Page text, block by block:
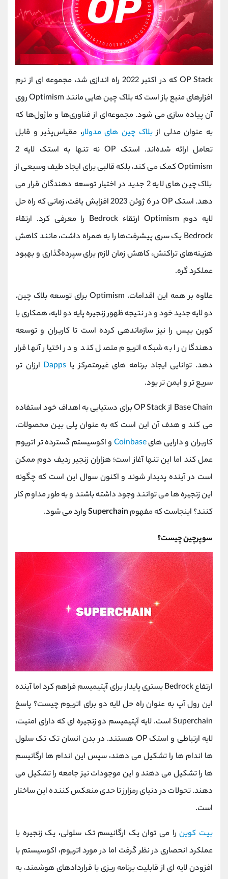
OP Stack که در اکتبر 2022 راه اندازی شد، مجموعه ای از نرم
افزارهای منبع باز است که بلاک چین هایی مانند Optimism روی
آن پیاده سازی می شود. مجموعه‌ای از فناوری‌ها و ماژول‌ها که
به‌ عنوان مدلی ازبلاک‌ چین‌ های مدولار، مقیاس‌پذیر و قابل
تعامل ارائه شده‌اند. استک OP نه تنها به استک لایه 2
Optimism کمک می کند، بلکه قالبی برای ایجاد طیف وسیعی از
بلاک چین های لایه 2 جدید در اختیار توسعه دهندگان قرار می
دهد. استک OP در 6 ژوئن 2023 افزایش یافت، زمانی که راه حل
لایه دوم Optimism ارتقاء Bedrock را معرفی کرد. ارتقاء
Bedrock یک سری پیشرفت‌ها را به همراه داشت، مانند کاهش
هزینه‌های تراکنش، کاهش زمان لازم برای سپرده‌گذاری و بهبود
عملکرد گره.
علاوه بر همه این اقدامات، Optimism برای توسعه بلاک چین،
دو لایه جدید خود و در نتیجه ظهور زنجیره پایه دو لایه، همکاری با
کوین بیس را نیز سازماندهی کرده است تا کاربران و توسعه
دهندگان را به شبکه اتریوم متصل کند و در اختیار آنها قرار
دهد. توانایی ایجاد برنامه های غیرمتمرکز یا Dapps ارزان تر،
سریع تر و ایمن تر بود.
Base Chain از OP Stack برای دستیابی به اهداف خود استفاده
می کند و هدف آن این است که به عنوان پلی بین محصولات،
کاربران و دارایی هایCoinbase و اکوسیستم گسترده تر اتریوم
عمل کند اما این تنها آغاز است؛ هزاران زنجیر ردیف دوم ممکن
است در آینده پدیدار شوند و اکنون سوال این است که چگونه
این زنجیره ها می توانند وجود داشته باشند و به طور مداوم کار
کنند؟ اینجاست که مفهوم Superchainوارد می شود.
سوپرچین چیست؟
ارتفاع Bedrock بستری پایدار برای آپتیمیسم فراهم کرد اما آینده
این رول آپ به عنوان راه حل لایه دو برای اتریوم چیست؟ پاسخ
Superchain است. لایه آپتیمیسم دو زنجیره ای که دارای امنیت،
لایه ارتباطی و استک OP هستند. در بدن انسان تک تک سلول
ها اندام ها را تشکیل می دهند، سپس این اندام ها ارگانیسم
ها را تشکیل می دهند و این موجودات نیز جامعه را تشکیل می
دهند. تحولات در دنیای رمزارز تا حدی منعکس کننده این ساختار
است.
بیت کوینرا می توان یک ارگانیسم تک سلولی، یک زنجیره با
عملکرد انحصاری در نظر گرفت اما در مورد اتریوم، اکوسیستم با
افزودن لایه ای از قابلیت برنامه ریزی با قراردادهای هوشمند، به